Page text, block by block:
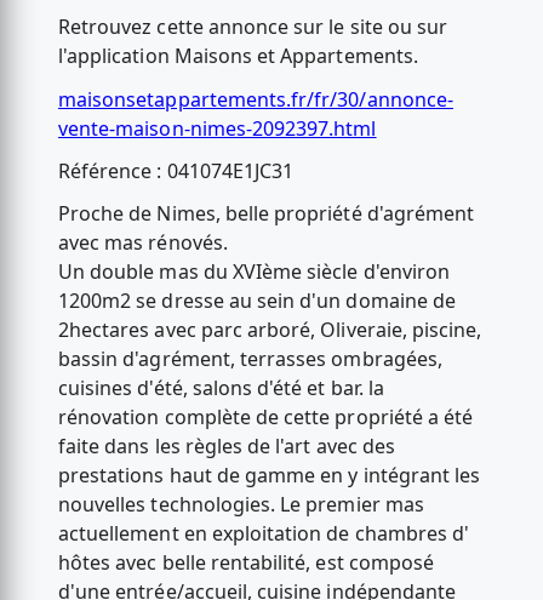
Retrouvez cette annonce sur le site ou sur
l'application Maisons et Appartements.
maisonsetappartements.fr/fr/30/annonce-
vente-maison-nimes-2092397.html
Référence : 041074E1JC31
Proche de Nimes, belle propriété d'agrément
avec mas rénovés.
Un double mas du XVIème siècle d'environ
1200m2 se dresse au sein d'un domaine de
2hectares avec parc arboré, Oliveraie, piscine,
bassin d'agrément, terrasses ombragées,
cuisines d'été, salons d'été et bar. la
rénovation complète de cette propriété a été
faite dans les règles de l'art avec des
prestations haut de gamme en y intégrant les
nouvelles technologies. Le premier mas
actuellement en exploitation de chambres d'
hôtes avec belle rentabilité, est composé
d'une entrée/accueil, cuisine indépendante